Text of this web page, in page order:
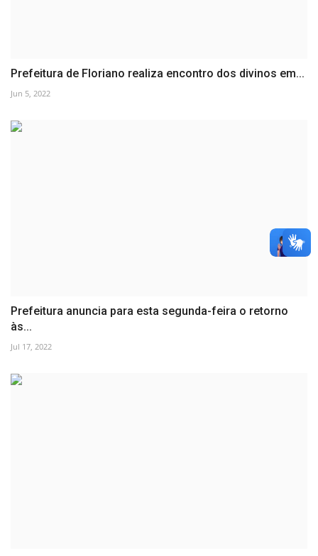
Prefeitura de Floriano realiza encontro dos divinos em...
Jun 5, 2022
Prefeitura anuncia para esta segunda-feira o retorno
às...
Jul 17, 2022